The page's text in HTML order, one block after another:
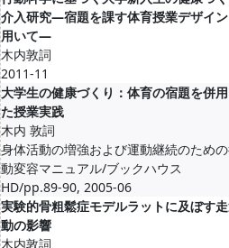
介入研究—宿題を課す体育授業デザイ
用いて—
木内敦詞
2011-11
大学生の健康づくり：体育の宿題を併
た授業実践
木内 敦詞
身体活動の増強および運動継続のため
動変容マニュアル/ブックハウス
HD/pp.89-90, 2005-06
実験的骨粗鬆症モデルラットに及ぼす
動の影響
木内敦詞